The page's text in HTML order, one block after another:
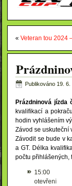
«Veteran tou 2024
Publikováno 19. 6.
Prázdninová jízda
kvalifikací a
hodin vyhlášením
Závod se uskuteční
Závodit se bude v
a GT. Délka
počtu přihlášených,
15:00
otevření